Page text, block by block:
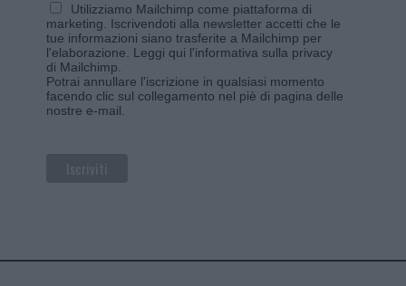
Utilizziamo Mailchimp come piattaforma di
marketing. Iscrivendoti alla newsletter accetti che le
tue informazioni siano trasferite a Mailchimp per
l'elaborazione. Leggi qui l'informativa sulla privacy
di Mailchimp
Potrai annullare l'iscrizione in qualsiasi momento
facendo clic sul collegamento nel piè di pagina delle
nostre e-mail.